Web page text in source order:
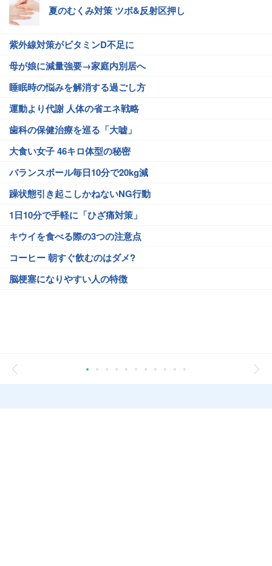
夏のむくみ対策 ツボ&反射区押し
紫外線対策がビタミンD不足に
母が娘に減量強要→家庭内別居へ
睡眠時の悩みを解消する過ごし方
運動より代謝 人体の省エネ戦略
歯科の保健治療を巡る「大嘘」
大食い女子 46キロ体型の秘密
バランスボール毎日10分で20kg減
躁状態引き起こしかねないNG行動
1日10分で手軽に「ひざ痛対策」
キウイを食べる際の3つの注意点
コーヒー 朝すぐ飲むのはダメ?
脳梗塞になりやすい人の特徴